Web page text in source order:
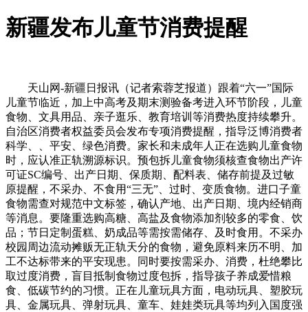
新疆发布儿童节消费提醒
天山网-新疆日报讯（记者索蓉芝报道）跟着“六一”国际
儿童节临近，加上中高考及期末测验备考进入环节阶段，儿童
食物、文具用品、亲子逛乐、教育培训等消费热度持续攀升。
自治区消费者权益委员会发布专项消费提醒，指导泛博消费者
科学、、平安、绿色消费。家长和未成年人正在选购儿童食物
时，应认准正轨溯源标识。预包拆儿童食物须核查食物出产许
可证SC编号、出产日期、保质期、配料表、储存前提及过敏
原提醒，不采办、不食用“三无”、过时、变质食物。进口子童
食物需查对规范中文标签，确认产地、出产日期、境内经销商
等消息。要隆重选购高糖、高盐及食物添加剂较多的零食、饮
品；节日定制蛋糕、奶成品等需按需储存、及时食用。不采办
校园周边流动摊贩无正轨天分的食物，避免原料来历不明、加
工不达标带来的平安现患。同时要按需采办、消费，杜绝攀比
取过度消费，盲目抵制食物过度包拆，指导孩子养成爱惜粮
食、低碳节约的习惯。正在儿童玩具方面，电动玩具、塑胶玩
具、金属玩具、弹射玩具、童车、娃娃类玩具等均列入国度强